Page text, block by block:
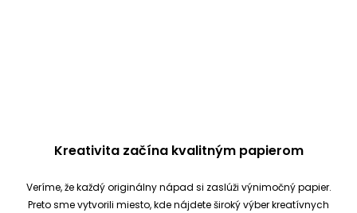
Kreativita začína kvalitným papierom
Veríme, že každý originálny nápad si zaslúži výnimočný papier.
Preto sme vytvorili miesto, kde nájdete široký výber kreatívnych